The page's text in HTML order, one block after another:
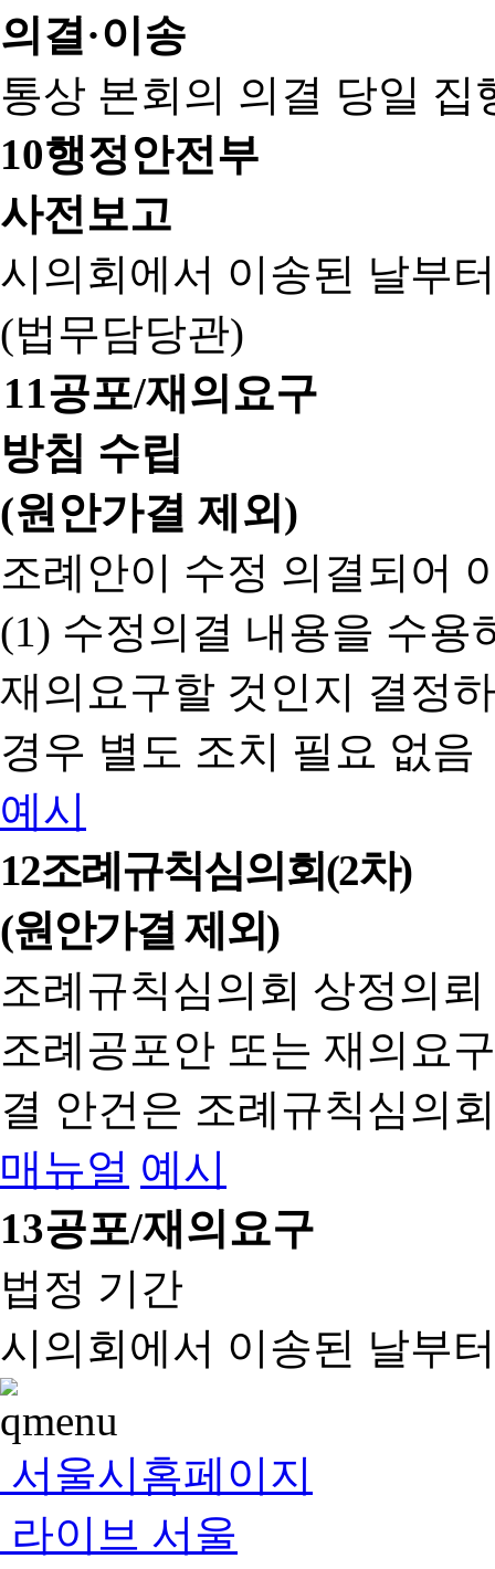
의결·이송
통상 본회의 의결 당일 집
10행정안전부
사전보고
시의회에서 이송된 날부
(법무담당관)
11공포/재의요구
방침 수립
(원안가결 제외)
조례안이 수정 의결되어
(1) 수정의결 내용을 수용
재의요구할 것인지 결정
경우 별도 조치 필요 없음
예시
12조례규칙심의회(2차)
(원안가결 제외)
조례규칙심의회 상정의
조례공포안 또는 재의요
결 안건은 조례규칙심의
매뉴얼 예시
13공포/재의요구
법정 기간
시의회에서 이송된 날부
서울시홈페이지
라이브 서울